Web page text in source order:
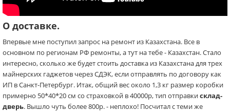
О доставке.
Впервые мне поступил запрос на ремонт из Казахстана. Все в
основном по регионам РФ ремонты, а тут на тебе - Казахстан. Стало
интересно, сколько же будет стоить доставка из Казахстана для трех
майнерских гаджетов через СДЭК, если отправлять по договору как
ИП в Санкт-Петербург. Итак, общий вес около 1,3 кг размер коробки
примерно 50*40*20 см со страховкой в 40000р, тип отправкисклад-
дверь. Вышло чуть более 800р. - неплохо! Посчитал с теми же